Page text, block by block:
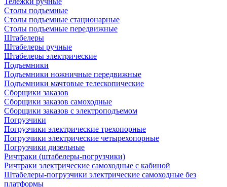
Столы подъемные
Столы подъемные стационарные
Столы подъемные передвижные
Штабелеры
Штабелеры ручные
Штабелеры электрические
Подъемники
Подъемники ножничные передвижные
Подъемники мачтовые телескопические
Сборщики заказов
Сборщики заказов самоходные
Сборщики заказов с электроподъемом
Погрузчики
Погрузчики электрические трехопорные
Погрузчики электрические четырехопорные
Погрузчики дизельные
Ричтраки (штабелеры-погрузчики)
Ричтраки электрические самоходные с кабиной
Штабелеры-погрузчики электрические самоходные без
платформы